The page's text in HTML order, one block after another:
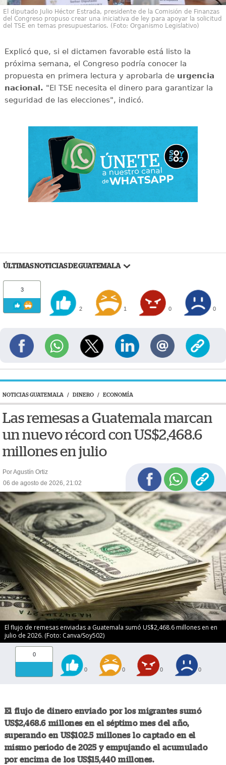
El diputado Julio Héctor Estrada, presidente de la Comisión de Finanzas
del Congreso propuso crear una iniciativa de ley para apoyar la solicitud
del TSE en temas presupuestarios. (Foto: Organismo Legislativo)
Explicó que, si el dictamen favorable está listo la
próxima semana, el Congreso podría conocer la
propuesta en primera lectura y aprobarla de urgencia
nacional. "El TSE necesita el dinero para garantizar la
seguridad de las elecciones", indicó.
ÚLTIMAS NOTICIAS DE GUATEMALA
3
2 1 0 0
NOTICIAS GUATEMALA / DINERO / ECONOMÍA
Las remesas a Guatemala marcan
un nuevo récord con US$2,468.6
millones en julio
Por Agustín Ortiz
06 de agosto de 2026, 21:02
El flujo de remesas enviadas a Guatemala sumó US$2,468.6 millones en en
julio de 2026. (Foto: Canva/Soy502)
0
0 0 0 0
El flujo de dinero enviado por los migrantes sumó
US$2,468.6 millones en el séptimo mes del año,
superando en US$102.5 millones lo captado en el
mismo periodo de 2025 y empujando el acumulado
por encima de los US$15,440 millones.